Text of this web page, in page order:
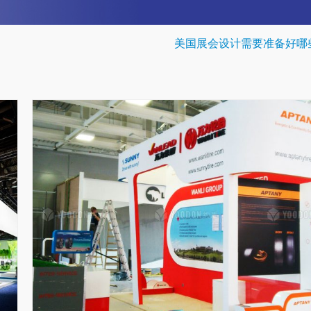
美国展会设计需要准备好哪